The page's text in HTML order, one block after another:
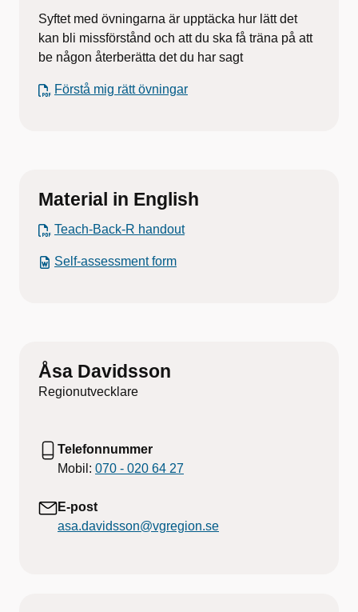
Syftet med övningarna är upptäcka hur lätt det
kan bli missförstånd och att du ska få träna på att
be någon återberätta det du har sagt
Förstå mig rätt övningar
Material in English
Teach-Back-R handout
Self-assessment form
Åsa Davidsson
Regionutvecklare
Telefonnummer
Mobil: 070 - 020 64 27
E-post
asa.davidsson@vgregion.se